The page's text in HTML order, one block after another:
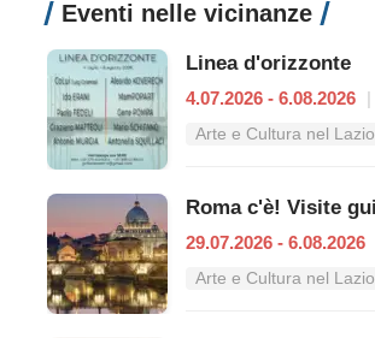
Eventi nelle vicinanze
Linea d'orizzonte
4.07.2026 - 6.08.2026 |
Arte e Cultura nel Lazio
29.07.2026 - 6.08.2026
Arte e Cultura nel Lazio